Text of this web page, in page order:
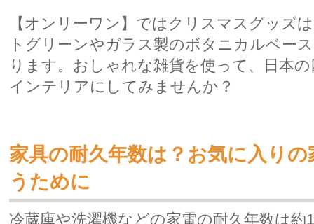
【オンリーワン】ではクリスマスグッズ
トグリーンやガラス製のボタニカルベー
ります。 おしゃれな雑貨を使って、日本
インテリアにしてみませんか？
家具の耐久年数は？お気に入り
うために
冷蔵庫や洗濯機などの家電の耐久年数は約